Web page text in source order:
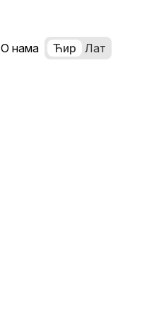
О нама Ћир Лат